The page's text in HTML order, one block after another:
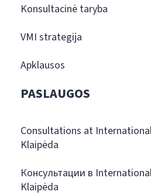
Konsultacinė taryba
VMI strategija
Apklausos
PASLAUGOS
Consultations at
Klaipėda
Консультации в
Klaipėda